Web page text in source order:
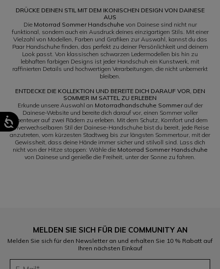
DRÜCKE DEINEN STIL MIT DEM IKONISCHEN DESIGN VON DAINESE
AUS
Die Motorrad Sommer Handschuhe von Dainese sind nicht nur
funktional, sondern auch ein Ausdruck deines einzigartigen Stils. Mit einer
Vielzahl von Modellen, Farben und Grafiken zur Auswahl, kannst du das
Paar Handschuhe finden, das perfekt zu deiner Persönlichkeit und deinem
Look passt. Von klassischen schwarzen Ledermodellen bis hin zu
lebhaften farbigen Designs ist jeder Handschuh ein Kunstwerk, mit
raffinierten Details und hochwertigen Verarbeitungen, die nicht unbemerkt
bleiben.
ENTDECKE DIE KOLLEKTION UND BEREITE DICH DARAUF VOR, DEN
SOMMER IM SATTEL ZU ERLEBEN
Erkunde unsere Auswahl an Motorradhandschuhe Sommerauf der
Dainese-Website und bereite dich darauf vor, einen Sommer voller
Abenteuer auf zwei Rädern zu erleben. Mit dem Schutz, Komfort und dem
unverwechselbaren Stil der Dainese-Handschuhe bist du bereit, jede Reise
anzutreten, vom kürzesten Stadtweg bis zur längsten Sommertour, mit der
Gewissheit, dass deine Hände immer sicher und stilvoll sind. Lass dich
nicht von der Hitze stoppen: Wähle die Motorrad Sommer Handschuhe
von Dainese und genieße die Freiheit, unter der Sonne zu fahren.
MELDEN SIE SICH FÜR DIE COMMUNITY AN
Melden Sie sich für den Newsletter an und erhalten Sie 10 % Rabatt auf
Ihren nächsten Einkauf